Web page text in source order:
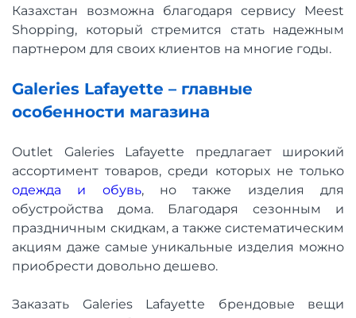
Казахстан возможна благодаря сервису Meest
Shopping, который стремится стать надежным
партнером для своих клиентов на многие годы.
Galeries Lafayette – главные
особенности магазина
Outlet Galeries Lafayette предлагает широкий
ассортимент товаров, среди которых не только
одежда и обувь, но также изделия для
обустройства дома. Благодаря сезонным и
праздничным скидкам, а также систематическим
акциям даже самые уникальные изделия можно
приобрести довольно дешево.
Заказать Galeries Lafayette брендовые вещи